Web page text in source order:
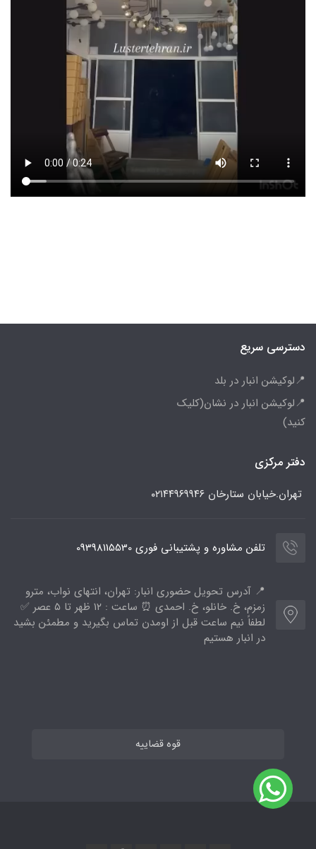
دسترسی سریع
📍لوکیشن انبار در بلد
📍لوکیشن انبار در نشان(کلیک
کنید)
دفتر مرکزی
تهران.خیابان ستارخان ۰۲۱۴۴۹۶۹۹۴۶
تلفن مشاوره و پشتیبانی فوری 09398115530
📍 آدرس تحویل حضوری انبار: تهران، انتهای نواب، مترو
زمزم، خ. خانلو، خ. احمدی ⏰ ساعت : ۱۲ ظهر تا ۵ عصر ✅
لطفاً نیم ساعت قبل از اومدن تماس بگیرید و مطمئن بشید
در انبار هستیم
قوه قضاییه